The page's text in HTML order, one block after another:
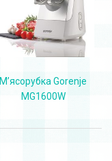
М’ясорубка Gorenje
MG1600W